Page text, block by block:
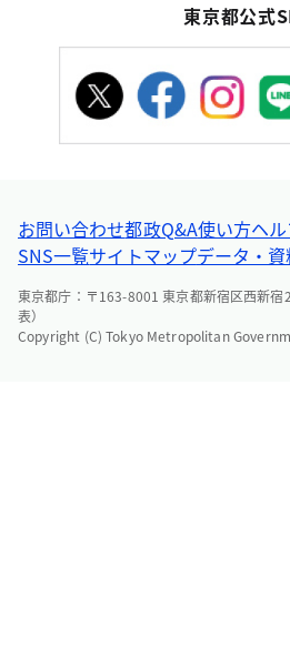
東京都公式
お問い合わせ都政Q&A使い方ヘ
SNS一覧サイトマップデータ・
東京都庁：〒163-8001 東京都新宿区西新
表）
Copyright (C) Tokyo Metropolitan